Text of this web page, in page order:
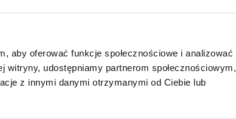
aby oferować funkcje społecznościowe i analizować
udostępniamy partnerom społecznościowym,
z innymi danymi otrzymanymi od Ciebie lub
filtry